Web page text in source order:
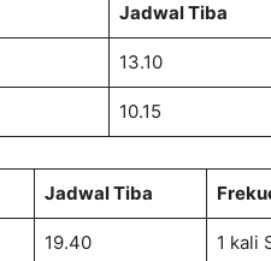
Jadwal Tiba
13.10
10.15
Jadwal Tiba
19.40 1 kali